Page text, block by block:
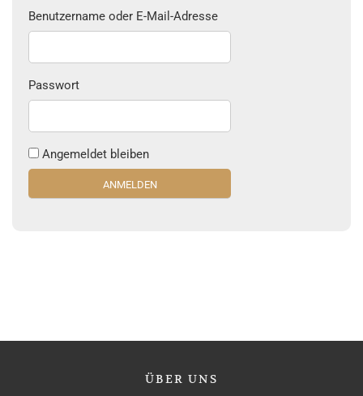
Benutzername oder E-Mail-Adresse
Passwort
Angemeldet bleiben
ÜBER UNS